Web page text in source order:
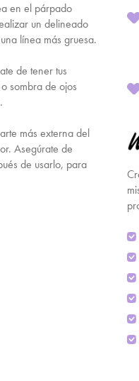
en el párpado
un delineado
línea más gruesa.
de tener tus
sombra de ojos
más externa del
Asegúrate de
de usarlo, para